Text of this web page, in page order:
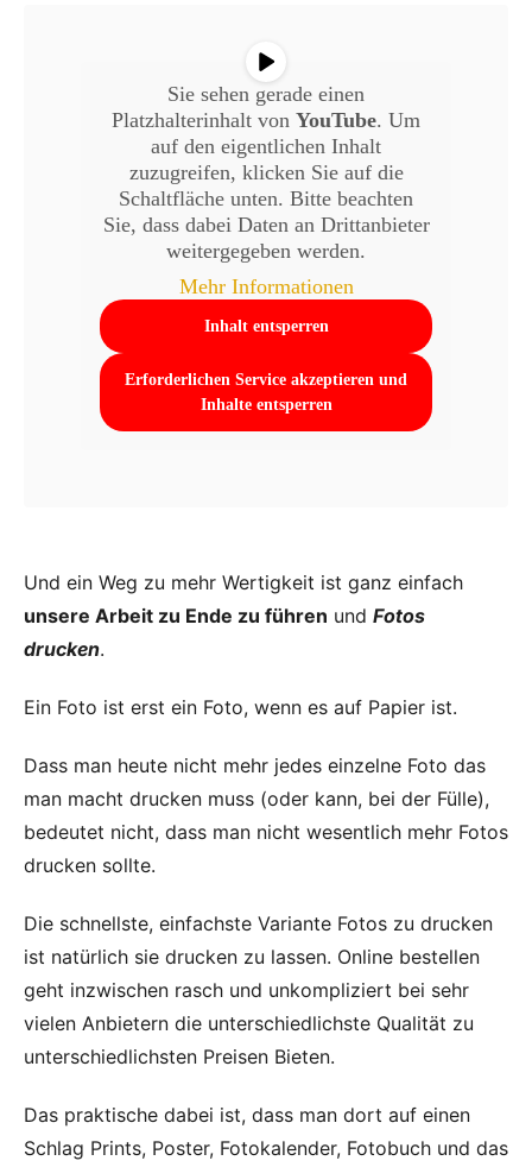
Sie sehen gerade einen
Platzhalterinhalt von YouTube. Um
auf den eigentlichen Inhalt
zuzugreifen, klicken Sie auf die
Schaltfläche unten. Bitte beachten
Sie, dass dabei Daten an Drittanbieter
weitergegeben werden.
Mehr Informationen
Inhalt entsperren
Erforderlichen Service akzeptieren und
Inhalte entsperren
Und ein Weg zu mehr Wertigkeit ist ganz einfach
unsere Arbeit zu Ende zu führen und Fotos
drucken.
Ein Foto ist erst ein Foto, wenn es auf Papier ist.
Dass man heute nicht mehr jedes einzelne Foto das
man macht drucken muss (oder kann, bei der Fülle),
bedeutet nicht, dass man nicht wesentlich mehr Fotos
drucken sollte.
Die schnellste, einfachste Variante Fotos zu drucken
ist natürlich sie drucken zu lassen. Online bestellen
geht inzwischen rasch und unkompliziert bei sehr
vielen Anbietern die unterschiedlichste Qualität zu
unterschiedlichsten Preisen Bieten.
Das praktische dabei ist, dass man dort auf einen
Schlag Prints, Poster, Fotokalender, Fotobuch und das